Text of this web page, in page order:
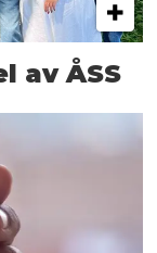
av ÅSS